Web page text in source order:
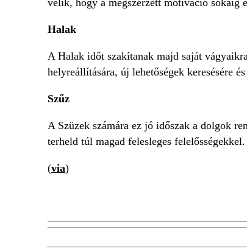
Halak
A Halak időt szakítanak majd saját
helyreállítására, új lehetőségek keresésére
Szűz
A Szüzek számára ez jó időszak a dolgok
terheld túl magad felesleges felelősségekkel.
(via)